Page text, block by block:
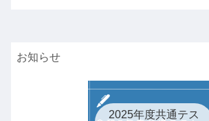
お知らせ
2025年度共通テス